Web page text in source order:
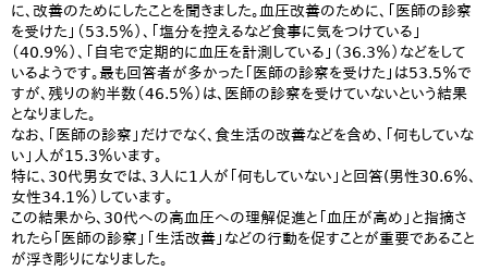
に、改善のためにしたことを聞きました。血圧改善のために、「医師の診察
を受けた」（53.5％）、「塩分を控えるなど食事に気をつけている」
（40.9％）、「自宅で定期的に血圧を計測している」（36.3％）などをして
いるようです。最も回答者が多かった「医師の診察を受けた」は53.5％で
すが、残りの約半数（46.5％）は、医師の診察を受けていないという結果
となりました。
なお、「医師の診察」だけでなく、食生活の改善などを含め、「何もしていな
い」人が15.3％います。
特に、30代男女では、3人に1人が「何もしていない」と回答(男性30.6％、
女性34.1％）しています。
この結果から、30代への高血圧への理解促進と「血圧が高め」と指摘さ
れたら「医師の診察」「生活改善」などの行動を促すことが重要であること
が浮き彫りになりました。